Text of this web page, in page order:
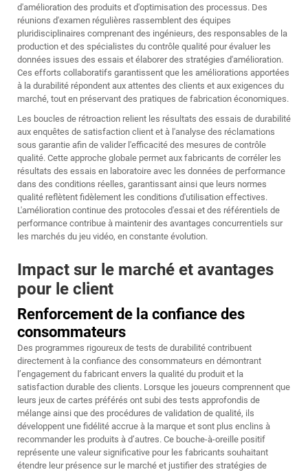
d'amélioration des produits et d'optimisation des processus. Des
réunions d'examen régulières rassemblent des équipes
pluridisciplinaires comprenant des ingénieurs, des responsables de la
production et des spécialistes du contrôle qualité pour évaluer les
données issues des essais et élaborer des stratégies d'amélioration.
Ces efforts collaboratifs garantissent que les améliorations apportées
à la durabilité répondent aux attentes des clients et aux exigences du
marché, tout en préservant des pratiques de fabrication économiques.
Les boucles de rétroaction relient les résultats des essais de durabilité
aux enquêtes de satisfaction client et à l'analyse des réclamations
sous garantie afin de valider l'efficacité des mesures de contrôle
qualité. Cette approche globale permet aux fabricants de corréler les
résultats des essais en laboratoire avec les données de performance
dans des conditions réelles, garantissant ainsi que leurs normes
qualité reflètent fidèlement les conditions d'utilisation effectives.
L'amélioration continue des protocoles d'essai et des référentiels de
performance contribue à maintenir des avantages concurrentiels sur
les marchés du jeu vidéo, en constante évolution.
Impact sur le marché et avantages
pour le client
Renforcement de la confiance des
consommateurs
Des programmes rigoureux de tests de durabilité contribuent
directement à la confiance des consommateurs en démontrant
l’engagement du fabricant envers la qualité du produit et la
satisfaction durable des clients. Lorsque les joueurs comprennent que
leurs jeux de cartes préférés ont subi des tests approfondis de
mélange ainsi que des procédures de validation de qualité, ils
développent une fidélité accrue à la marque et sont plus enclins à
recommander les produits à d’autres. Ce bouche-à-oreille positif
représente une valeur significative pour les fabricants souhaitant
étendre leur présence sur le marché et justifier des stratégies de